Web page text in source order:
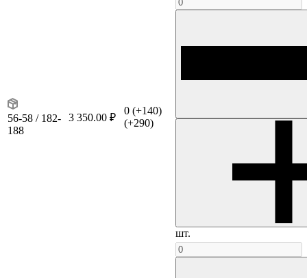
56-58 / 182-
188
3 350.00 ₽
0 (+140)
(+290)
шт.